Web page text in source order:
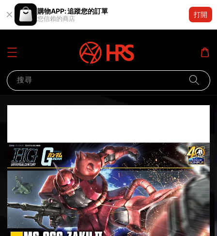
購物APP: 追蹤您的訂單
您信賴的商店
打開
搜尋